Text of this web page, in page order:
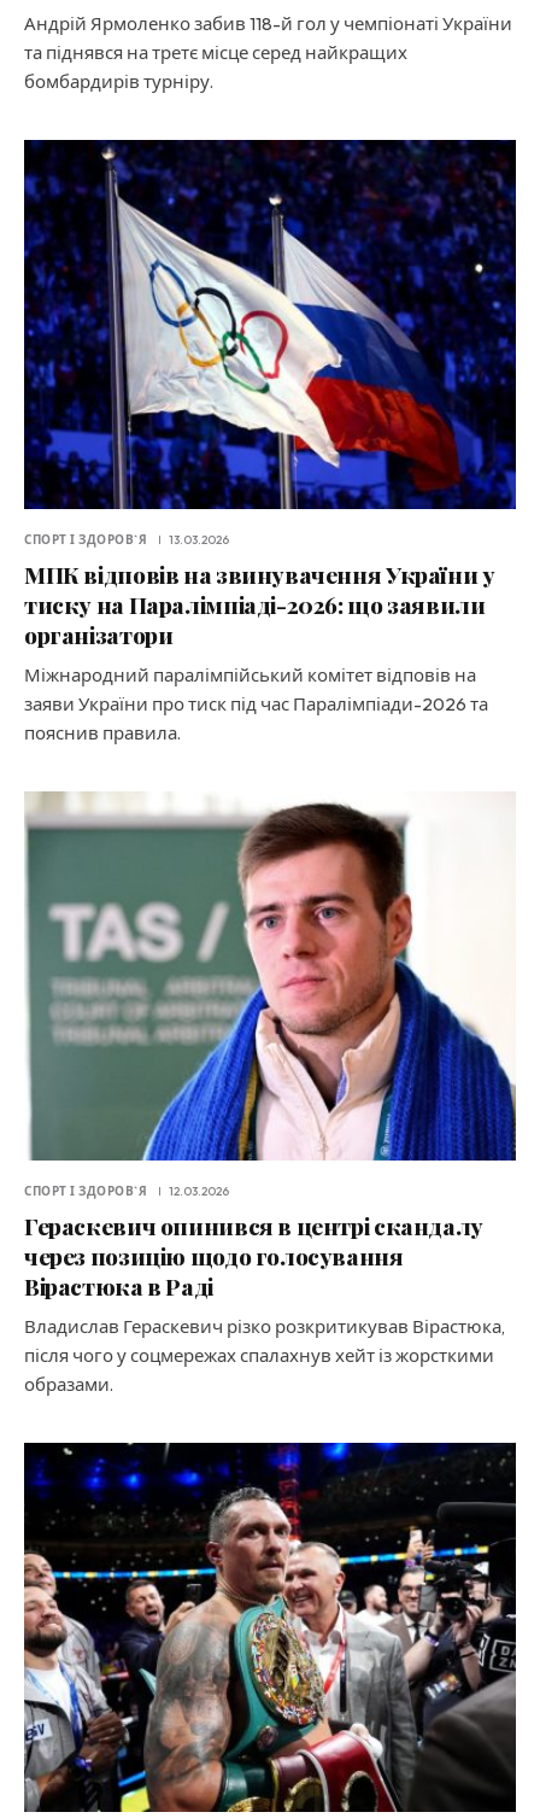
Андрій Ярмоленко забив 118-й гол у чемпіонаті України
та піднявся на третє місце серед найкращих
бомбардирів турніру.
СПОРТ І ЗДОРОВ`Я 13.03.2026
МПК відповів на звинувачення України у
тиску на Паралімпіаді-2026: що заявили
організатори
Міжнародний паралімпійський комітет відповів на
заяви України про тиск під час Паралімпіади-2026 та
пояснив правила.
СПОРТ І ЗДОРОВ`Я 12.03.2026
Гераскевич опинився в центрі скандалу
через позицію щодо голосування
Вірастюка в Раді
Владислав Гераскевич різко розкритикував Вірастюка,
після чого у соцмережах спалахнув хейт із жорсткими
образами.